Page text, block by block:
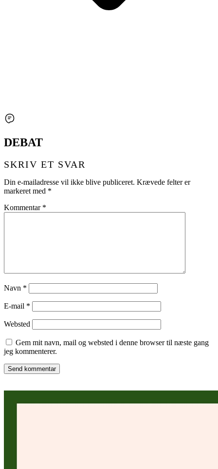
DEBAT
SKRIV ET SVAR
Din e-mailadresse vil ikke blive publiceret. Krævede felter er
markeret med *
Kommentar *
Navn *
E-mail *
Websted
Gem mit navn, mail og websted i denne browser til næste gang
jeg kommenterer.